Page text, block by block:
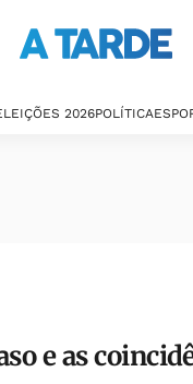
2026POLÍTICA
e as